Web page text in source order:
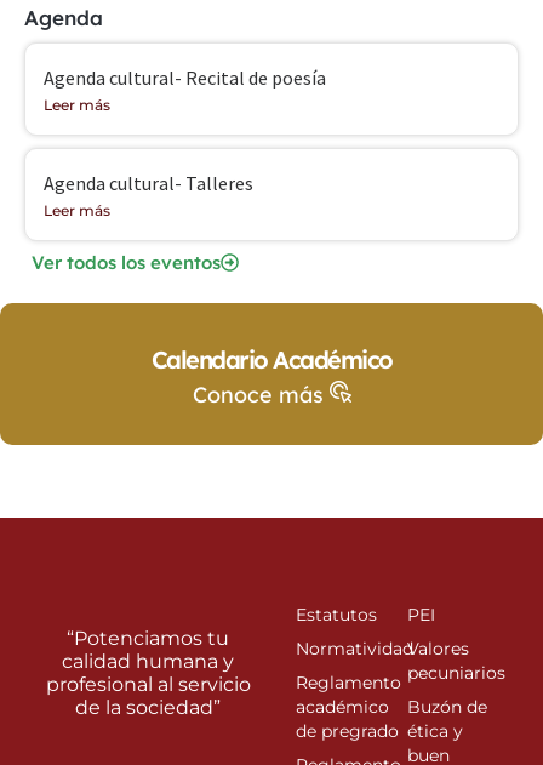
Agenda
Agenda cultural- Recital de poesía
Leer más
Agenda cultural- Talleres
Leer más
Ver todos los eventos
Calendario Académico
Conoce más
“Potenciamos tu
calidad humana y
profesional al servicio
de la sociedad”
Estatutos
Normatividad
Reglamento
académico
de pregrado
PEI
Valores
pecuniarios
Buzón de
ética y
buen